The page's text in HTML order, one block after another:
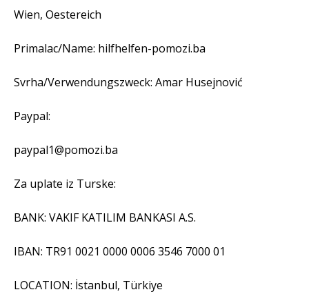
Wien, Oestereich
Primalac/Name: hilfhelfen-pomozi.ba
Svrha/Verwendungszweck: Amar Husejnović
Paypal:
paypal1@pomozi.ba
Za uplate iz Turske:
BANK: VAKIF KATILIM BANKASI A.S.
IBAN: TR91 0021 0000 0006 3546 7000 01
LOCATION: İstanbul, Türkiye